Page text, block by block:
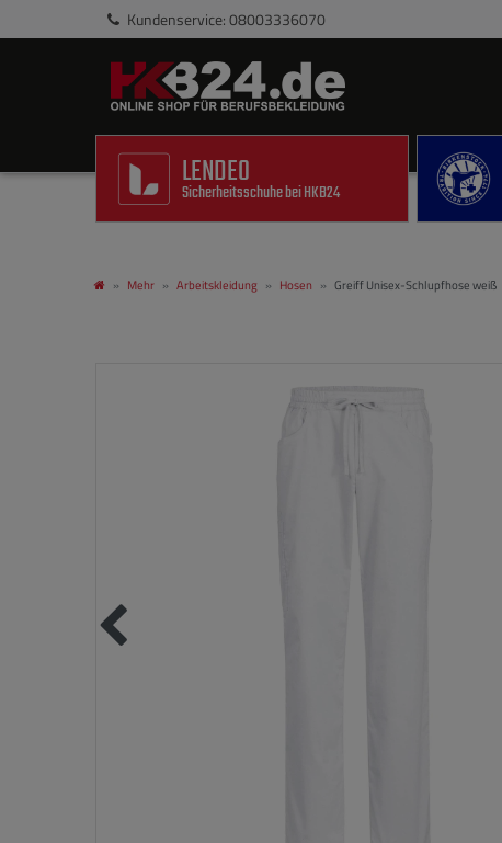
Kundenservice: 08003336070
LENDEO
Sicherheitsschuhe bei HKB24
Mehr Arbeitskleidung Hosen Greiff Unisex-Schlupfhose weiß